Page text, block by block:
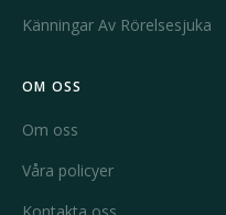
Känningar Av Rörelsesjuka
OM OSS
Om oss
Våra policyer